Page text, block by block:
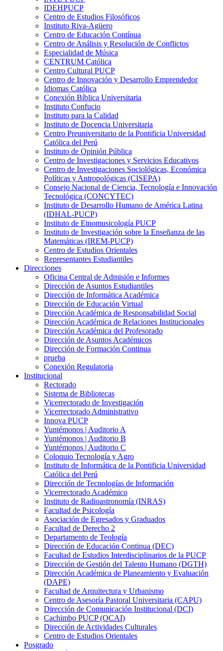
IDEHPUCP
Centro de Estudios Filosóficos
Instituto Riva-Agüero
Centro de Educación Contínua
Centro de Análisis y Resolución de Conflictos
Especialidad de Música
CENTRUM Católica
Centro Cultural PUCP
Centro de Innovación y Desarrollo Emprendedor
Idiomas Católica
Conexión Bíblica Universitaria
Instituto Confucio
Instituto para la Calidad
Instituto de Docencia Universitaria
Centro Preuniversitario de la Pontificia Universidad
Católica del Perú
Instituto de Opinión Pública
Centro de Investigaciones y Servicios Educativos
Centro de Investigaciones Sociológicas, Económica
Políticas y Antropológicas (CISEPA)
Consejo Nacional de Ciencia, Tecnología e Innovación
Tecnológica (CONCYTEC)
Instituto de Desarrollo Humano de América Latina
(IDHAL-PUCP)
Instituto de Etnomusicología PUCP
Instituto de Investigación sobre la Enseñanza de las
Matemáticas (IREM-PUCP)
Centro de Estudios Orientales
Representantes Estudiantiles
Direcciones
Oficina Central de Admisión e Informes
Dirección de Asuntos Estudiantiles
Dirección de Informática Académica
Dirección de Educación Virtual
Dirección Académica de Responsabilidad Social
Dirección Académica de Relaciones Institucionales
Dirección Académica del Profesorado
Dirección de Asuntos Académicos
Dirección de Formación Continua
prueba
Conexión Regulatoria
Institucional
Rectorado
Sistema de Bibliotecas
Vicerrectorado de Investigación
Vicerrectorado Administrativo
Innova PUCP
Yuntémonos | Auditorio A
Yuntémonos | Auditorio B
Yuntémonos | Auditorio C
Coloquio Tecnología y Agro
Instituto de Informática de la Pontificia Universidad
Católica del Perú
Dirección de Tecnologías de Información
Vicerrectorado Académico
Instituto de Radioastronomía (INRAS)
Facultad de Psicología
Asociación de Egresados y Graduados
Facultad de Derecho 2
Departamento de Teología
Dirección de Educación Continua (DEC)
Facultad de Estudios Interdisciplinarios de la PUCP
Dirección de Gestión del Talento Humano (DGTH)
Dirección Académica de Planeamiento y Evaluación
(DAPE)
Facultad de Arquitectura y Urbanismo
Centro de Asesoría Pastoral Universitaria (CAPU)
Dirección de Comunicación Institucional (DCI)
Cachimbo PUCP (OCAI)
Dirección de Actividades Culturales
Centro de Estudios Orientales
Posgrado